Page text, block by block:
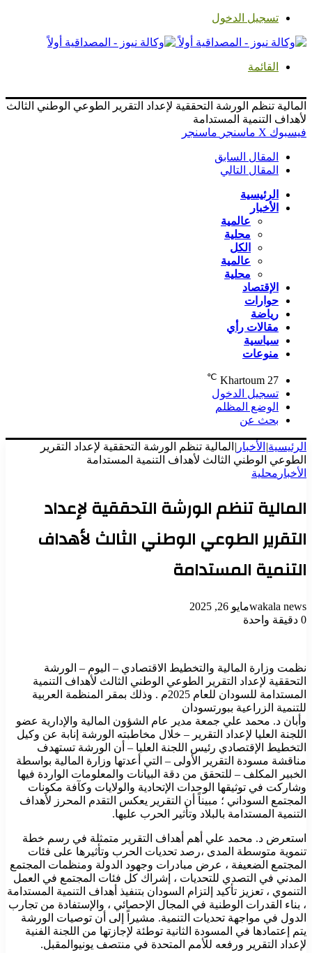
تسجيل الدخول
القائمة
المالية تنظم الورشة التحققية لإعداد التقرير الطوعي الوطني الثالث
لأهداف التنمية المستدامة
فيسبوك ‫X ماسنجر ماسنجر
المقال السابق
المقال التالي
الرئيسية
الأخبار
عالمية
محلية
الكل
عالمية
محلية
الإقتصاد
حوارات
رياضة
مقالات رأي
سياسية
منوعات
Khartoum 27
℃
تسجيل الدخول
الوضع المظلم
بحث عن
الرئيسية| الأخبار | المالية تنظم الورشة التحققية لإعداد التقرير
الطوعي الوطني الثالث لأهداف التنمية المستدامة
الأخبار محلية
المالية تنظم الورشة التحققية لإعداد
التقرير الطوعي الوطني الثالث لأهداف
التنمية المستدامة
wakala newsمايو 26, 2025
0 دقيقة واحدة
نظمت وزارة المالية والتخطيط الاقتصادي – اليوم – الورشة
التحققية لإعداد التقرير الطوعي الوطني الثالث لأهداف التنمية
المستدامة للسودان للعام 2025م . وذلك بمقر المنظمة العربية
للتنمية الزراعية ببورتسودان
وأبان د. محمد علي جمعة مدير عام الشؤون المالية والإدارية عضو
اللجنة العليا لإعداد التقرير – خلال مخاطبته الورشة إنابة عن وكيل
التخطيط الإقتصادي رئيس اللجنة العليا – أن الورشة تستهدف
مناقشة مسودة التقرير الأولى – التي أعدتها وزارة المالية بواسطة
الخبير المكلف – للتحقق من دقة البيانات والمعلومات الواردة فيها
وشاركت في توثيقها الوحدات الإتحادية والولايات وكآفة مكونات
المجتمع السوداني ؛ مبيناً أن التقرير يعكس التقدم المحرز لأهداف
التنمية المستدامة بالبلاد وتأثير الحرب عليها.
استعرض د. محمد علي أهم أهداف التقرير متمثلة في رسم خطة
تنموية متوسطة المدى ،رصد تحديات الحرب وتأثيرها على فئات
المجتمع الضعيفة ، عرض مبادرات وجهود الدولة ومنظمات المجتمع
المدني في التصدي للتحديات ، إشراك كل فئات المجتمع في العمل
التنموي ، تعزيز تأكيد إلتزام السودان بتنفيذ أهداف التنمية المستدامة
، بناء القدرات الوطنية في المجال الإحصائي ، والإستفادة من تجارب
الدول في مواجهة تحديات التنمية. مشيراً إلى أن توصيات الورشة
يتم إعتمادها في المسودة الثانية توطئة لإجازتها من اللجنة الفنية
لإعداد التقرير ورفعه للأمم المتحدة في منتصف يونيوالمقبل.